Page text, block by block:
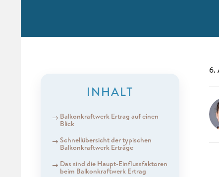
INHALT
Balkonkraftwerk Ertrag auf einen
Blick
Schnellübersicht der typischen
Balkonkraftwerk Erträge
Das sind die Haupt-Einflussfaktoren
beim Balkonkraftwerk Ertrag
6.